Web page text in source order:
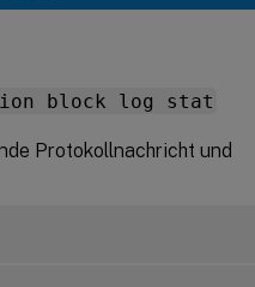
block log stat
Protokollnachricht und